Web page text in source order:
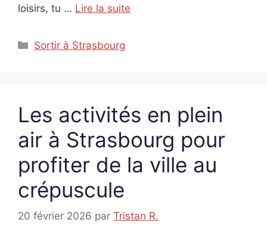
loisirs, tu … Lire la suite
Catégories
Sortir à Strasbourg
Les activités en plein
air à Strasbourg pour
profiter de la ville au
crépuscule
20 février 2026 par Tristan R.